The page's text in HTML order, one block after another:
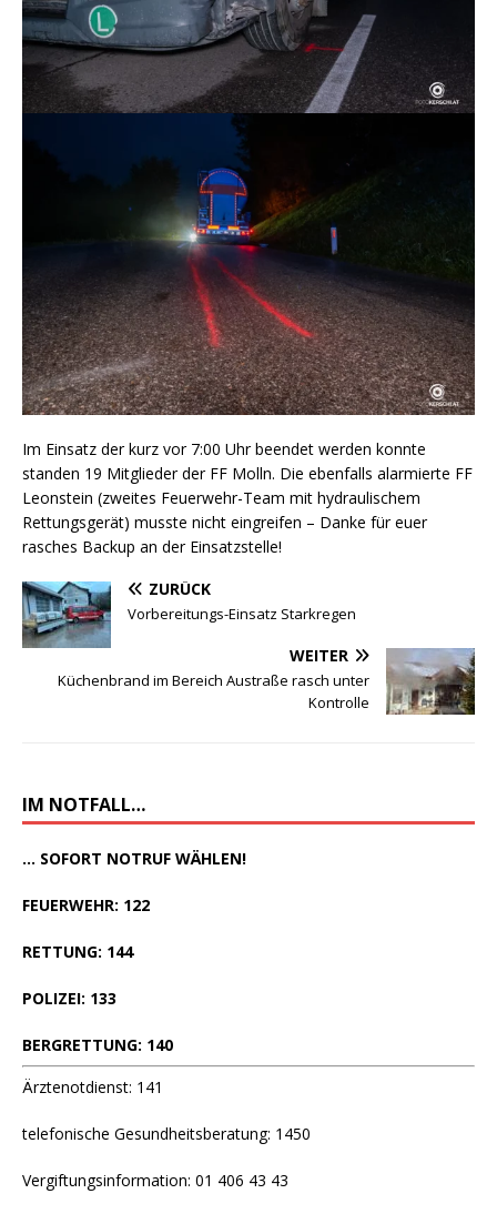
Im Einsatz der kurz vor 7:00 Uhr beendet werden konnte
standen 19 Mitglieder der FF Molln. Die ebenfalls alarmierte FF
Leonstein (zweites Feuerwehr-Team mit hydraulischem
Rettungsgerät) musste nicht eingreifen – Danke für euer
rasches Backup an der Einsatzstelle!
ZURÜCK
Vorbereitungs-Einsatz Starkregen
WEITER
Küchenbrand im Bereich Austraße rasch unter
Kontrolle
IM NOTFALL…
... SOFORT NOTRUF WÄHLEN!
FEUERWEHR: 122
RETTUNG: 144
POLIZEI: 133
BERGRETTUNG: 140
Ärztenotdienst: 141
telefonische Gesundheitsberatung: 1450
Vergiftungsinformation: 01 406 43 43